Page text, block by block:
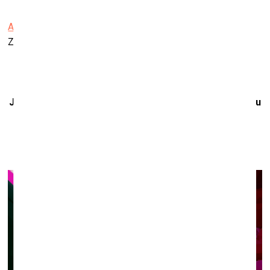
Aspazijas māja
Z.Meierovica prospekts 18/20, Jūrmala
Jauno mediju mākslas performanču un radošo darbnīcu